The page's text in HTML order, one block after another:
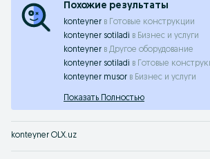
Похожие результаты
konteyner в
Готовые конструкции
konteyner sotiladi в Бизнес и услуги
konteyner в Другое оборудование
konteyner sotiladi в
Готовые
konteyner musor в Бизнес и услуги
Показать Полностью
konteyner OLX.uz